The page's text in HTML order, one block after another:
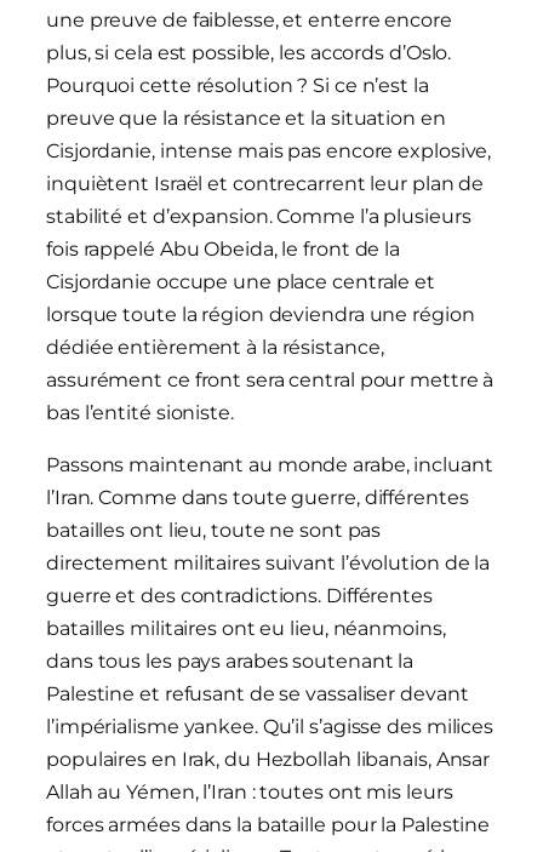
une preuve de faiblesse, et enterre encore
plus, si cela est possible, les accords d’Oslo.
Pourquoi cette résolution ? Si ce n’est la
preuve que la résistance et la situation en
Cisjordanie, intense mais pas encore explosive,
inquiètent Israël et contrecarrent leur plan de
stabilité et d’expansion. Comme l’a plusieurs
fois rappelé Abu Obeida, le front de la
Cisjordanie occupe une place centrale et
lorsque toute la région deviendra une région
dédiée entièrement à la résistance,
assurément ce front sera central pour mettre à
bas l’entité sioniste.
Passons maintenant au monde arabe, incluant
l’Iran. Comme dans toute guerre, différentes
batailles ont lieu, toute ne sont pas
directement militaires suivant l’évolution de la
guerre et des contradictions. Différentes
batailles militaires ont eu lieu, néanmoins,
dans tous les pays arabes soutenant la
Palestine et refusant de se vassaliser devant
l’impérialisme yankee. Qu’il s’agisse des milices
populaires en Irak, du Hezbollah libanais, Ansar
Allah au Yémen, l’Iran : toutes ont mis leurs
forces armées dans la bataille pour la Palestine